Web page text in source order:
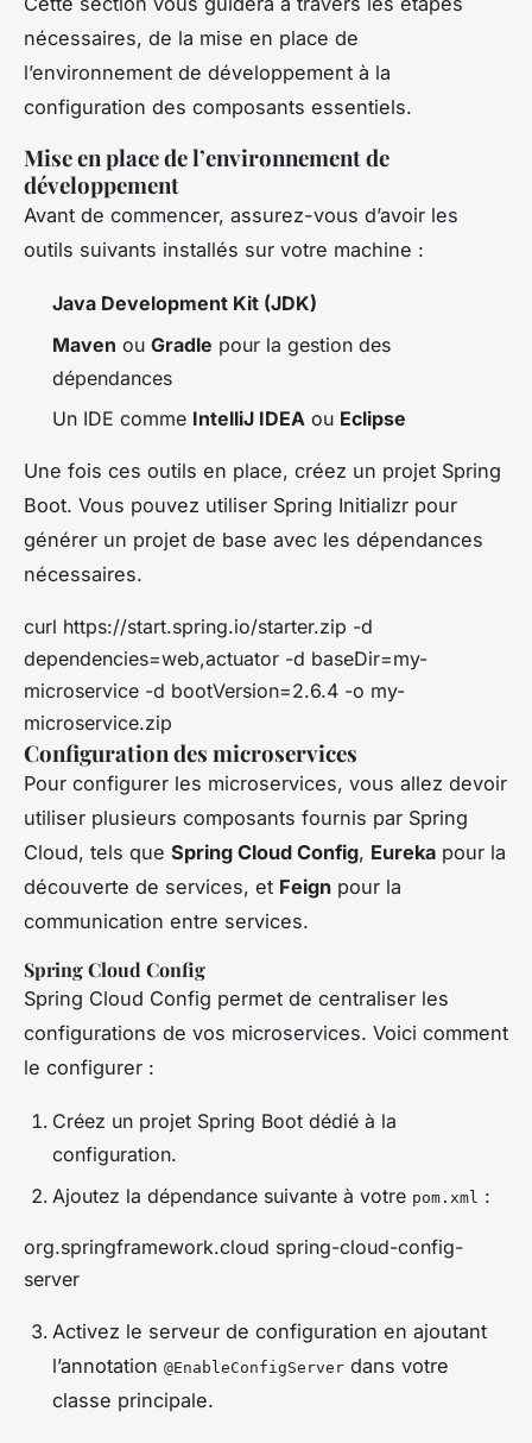
nécessaires, de la mise en place de
l’environnement de développement à la
configuration des composants essentiels.
Mise en place de l’environnement de
développement
Avant de commencer, assurez-vous d’avoir les
outils suivants installés sur votre machine :
Java Development Kit (JDK)
Maven ou Gradle pour la gestion des
dépendances
Un IDE comme IntelliJ IDEA ou Eclipse
Une fois ces outils en place, créez un projet Spring
Boot. Vous pouvez utiliser Spring Initializr pour
générer un projet de base avec les dépendances
nécessaires.
curl https://start.spring.io/starter.zip -d
dependencies=web,actuator -d baseDir=my-
microservice -d bootVersion=2.6.4 -o my-
microservice.zip
Configuration des microservices
Pour configurer les microservices, vous allez devoir
utiliser plusieurs composants fournis par Spring
Cloud, tels que Spring Cloud Config, Eureka pour la
découverte de services, et Feign pour la
communication entre services.
Spring Cloud Config
Spring Cloud Config permet de centraliser les
configurations de vos microservices. Voici comment
le configurer :
Créez un projet Spring Boot dédié à la
configuration.
Ajoutez la dépendance suivante à votre pom.xml :
org.springframework.cloud spring-cloud-config-
server
Activez le serveur de configuration en ajoutant
l’annotation @EnableConfigServer dans votre
classe principale.